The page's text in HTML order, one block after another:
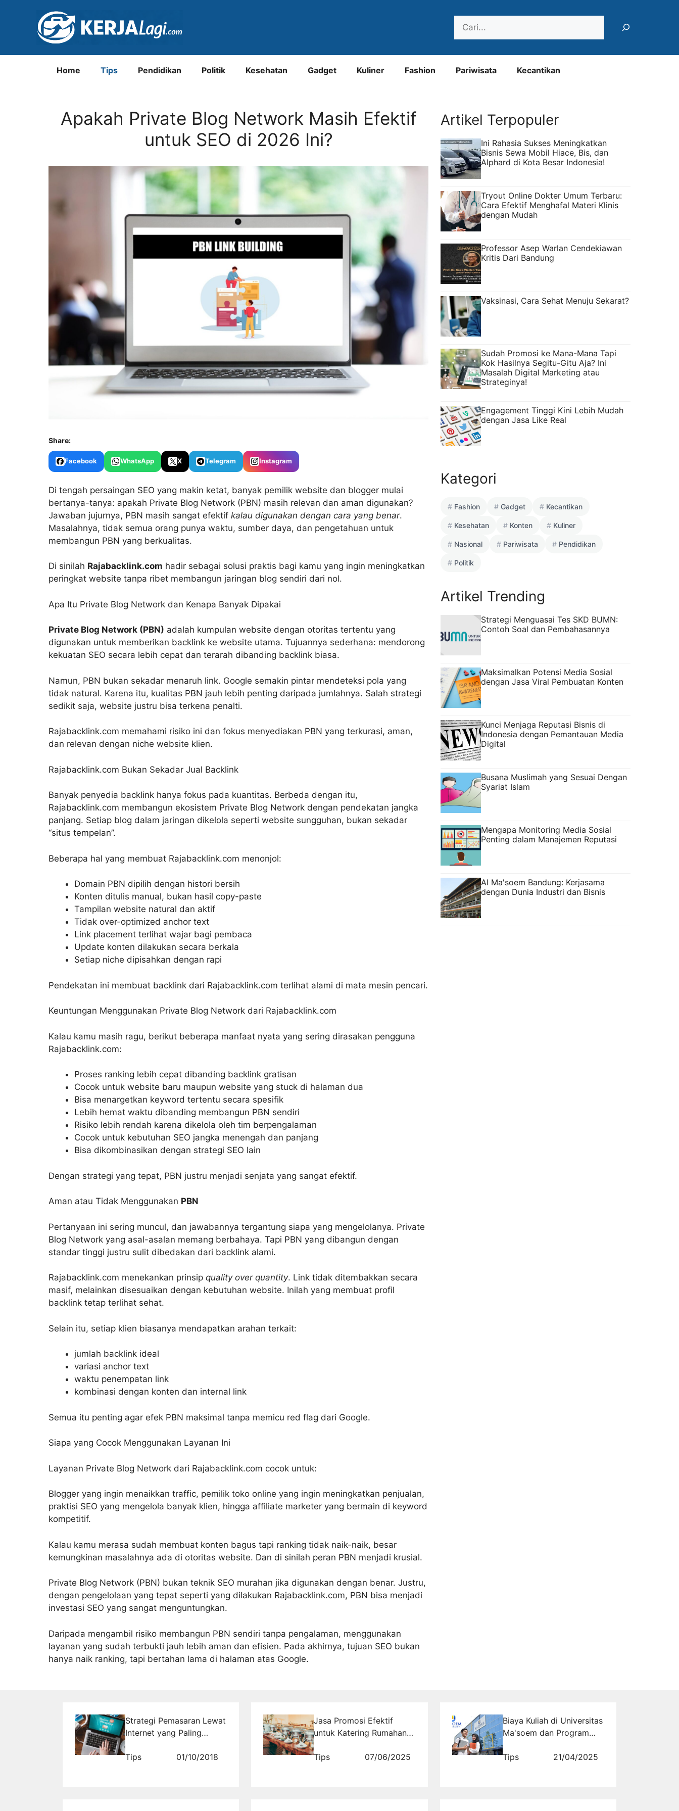
Home Tips Pendidikan Politik Kesehatan Gadget Kuliner Fashion Pariwisata Kecantikan
Apakah Private Blog Network Masih Efektif
untuk SEO di 2026 Ini?
Share:
Facebook WhatsApp X Telegram Instagram
Di tengah persaingan SEO yang makin ketat, banyak pemilik website dan blogger mulai
bertanya-tanya: apakah Private Blog Network (PBN) masih relevan dan aman digunakan?
Jawaban jujurnya, PBN masih sangat efektif kalau digunakan dengan cara yang benar.
Masalahnya, tidak semua orang punya waktu, sumber daya, dan pengetahuan untuk
membangun PBN yang berkualitas.
Di sinilah Rajabacklink.com hadir sebagai solusi praktis bagi kamu yang ingin meningkatkan
peringkat website tanpa ribet membangun jaringan blog sendiri dari nol.
Apa Itu Private Blog Network dan Kenapa Banyak Dipakai
Private Blog Network (PBN) adalah kumpulan website dengan otoritas tertentu yang
digunakan untuk memberikan backlink ke website utama. Tujuannya sederhana: mendorong
kekuatan SEO secara lebih cepat dan terarah dibanding backlink biasa.
Namun, PBN bukan sekadar menaruh link. Google semakin pintar mendeteksi pola yang
tidak natural. Karena itu, kualitas PBN jauh lebih penting daripada jumlahnya. Salah strategi
sedikit saja, website justru bisa terkena penalti.
Rajabacklink.com memahami risiko ini dan fokus menyediakan PBN yang terkurasi, aman,
dan relevan dengan niche website klien.
Rajabacklink.com Bukan Sekadar Jual Backlink
Banyak penyedia backlink hanya fokus pada kuantitas. Berbeda dengan itu,
Rajabacklink.com membangun ekosistem Private Blog Network dengan pendekatan jangka
panjang. Setiap blog dalam jaringan dikelola seperti website sungguhan, bukan sekadar
“situs tempelan”.
Beberapa hal yang membuat Rajabacklink.com menonjol:
Domain PBN dipilih dengan histori bersih
Konten ditulis manual, bukan hasil copy-paste
Tampilan website natural dan aktif
Tidak over-optimized anchor text
Link placement terlihat wajar bagi pembaca
Update konten dilakukan secara berkala
Setiap niche dipisahkan dengan rapi
Pendekatan ini membuat backlink dari Rajabacklink.com terlihat alami di mata mesin pencari.
Keuntungan Menggunakan Private Blog Network dari Rajabacklink.com
Kalau kamu masih ragu, berikut beberapa manfaat nyata yang sering dirasakan pengguna
Rajabacklink.com:
Proses ranking lebih cepat dibanding backlink gratisan
Cocok untuk website baru maupun website yang stuck di halaman dua
Bisa menargetkan keyword tertentu secara spesifik
Lebih hemat waktu dibanding membangun PBN sendiri
Risiko lebih rendah karena dikelola oleh tim berpengalaman
Cocok untuk kebutuhan SEO jangka menengah dan panjang
Bisa dikombinasikan dengan strategi SEO lain
Dengan strategi yang tepat, PBN justru menjadi senjata yang sangat efektif.
Aman atau Tidak Menggunakan PBN
Pertanyaan ini sering muncul, dan jawabannya tergantung siapa yang mengelolanya. Private
Blog Network yang asal-asalan memang berbahaya. Tapi PBN yang dibangun dengan
standar tinggi justru sulit dibedakan dari backlink alami.
Rajabacklink.com menekankan prinsip quality over quantity. Link tidak ditembakkan secara
masif, melainkan disesuaikan dengan kebutuhan website. Inilah yang membuat profil
backlink tetap terlihat sehat.
Selain itu, setiap klien biasanya mendapatkan arahan terkait:
jumlah backlink ideal
variasi anchor text
waktu penempatan link
kombinasi dengan konten dan internal link
Semua itu penting agar efek PBN maksimal tanpa memicu red flag dari Google.
Siapa yang Cocok Menggunakan Layanan Ini
Layanan Private Blog Network dari Rajabacklink.com cocok untuk:
Blogger yang ingin menaikkan traffic, pemilik toko online yang ingin meningkatkan penjualan,
praktisi SEO yang mengelola banyak klien, hingga affiliate marketer yang bermain di keyword
kompetitif.
Kalau kamu merasa sudah membuat konten bagus tapi ranking tidak naik-naik, besar
kemungkinan masalahnya ada di otoritas website. Dan di sinilah peran PBN menjadi krusial.
Private Blog Network (PBN) bukan teknik SEO murahan jika digunakan dengan benar. Justru,
dengan pengelolaan yang tepat seperti yang dilakukan Rajabacklink.com, PBN bisa menjadi
investasi SEO yang sangat menguntungkan.
Daripada mengambil risiko membangun PBN sendiri tanpa pengalaman, menggunakan
layanan yang sudah terbukti jauh lebih aman dan efisien. Pada akhirnya, tujuan SEO bukan
hanya naik ranking, tapi bertahan lama di halaman atas Google.
Artikel Terpopuler
Ini Rahasia Sukses Meningkatkan
Bisnis Sewa Mobil Hiace, Bis, dan
Alphard di Kota Besar Indonesia!
Tryout Online Dokter Umum Terbaru:
Cara Efektif Menghafal Materi Klinis
dengan Mudah
Professor Asep Warlan Cendekiawan
Kritis Dari Bandung
Vaksinasi, Cara Sehat Menuju Sekarat?
Sudah Promosi ke Mana-Mana Tapi
Kok Hasilnya Segitu-Gitu Aja? Ini
Masalah Digital Marketing atau
Strateginya!
Engagement Tinggi Kini Lebih Mudah
dengan Jasa Like Real
Kategori
Fashion Gadget Kecantikan
Kesehatan Konten Kuliner
Nasional Pariwisata Pendidikan
Politik
Artikel Trending
Strategi Menguasai Tes SKD BUMN:
Contoh Soal dan Pembahasannya
Maksimalkan Potensi Media Sosial
dengan Jasa Viral Pembuatan Konten
Kunci Menjaga Reputasi Bisnis di
Indonesia dengan Pemantauan Media
Digital
Busana Muslimah yang Sesuai Dengan
Syariat Islam
Mengapa Monitoring Media Sosial
Penting dalam Manajemen Reputasi
Al Ma'soem Bandung: Kerjasama
dengan Dunia Industri dan Bisnis
Strategi Pemasaran Lewat
Internet yang Paling
Tips
01/10/2018
Jasa Promosi Efektif
untuk Katering Rumahan
Tips
07/06/2025
Biaya Kuliah di Universitas
Ma'soem dan Program
Beasiswa yang Tersedia
Tips
21/04/2025